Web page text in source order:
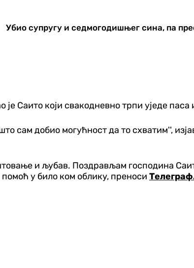
Убио супругу и седмогодишњег сина, па
Саито који свакодневно трпи уједе
сам добио могућност да то схватим'',
и љубав. Поздрављам господина
у било ком облику, преноси